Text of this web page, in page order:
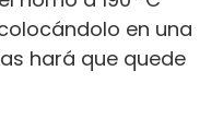
en una
hará que quede